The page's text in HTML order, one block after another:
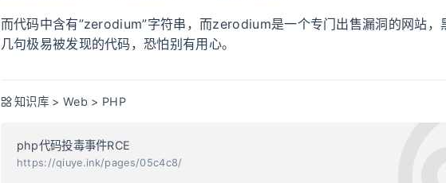
而代码中含有”zerodium”字符串，而zerodium是一个专门出售漏洞的网站，
几句极易被发现的代码，恐怕别有用心。
知识库 > Web > PHP
php代码投毒事件RCE
https://qiuye.ink/pages/05c4c8/